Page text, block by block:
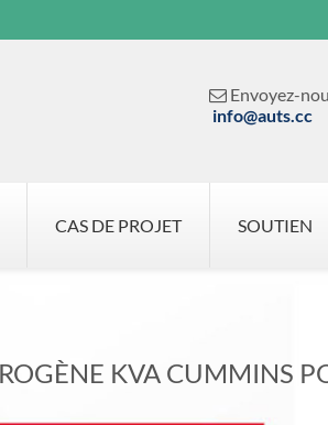
 Envoyez-
info@auts.cc
CAS DE PROJET SOUTIEN
KVA CUMMINS